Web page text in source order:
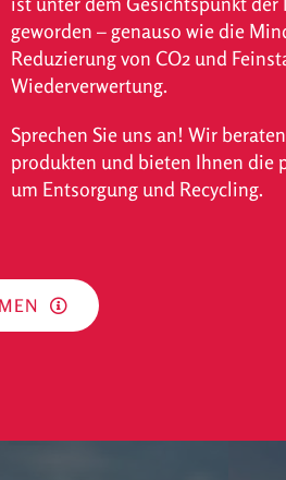
geworden – genauso wie die
Reduzierung von CO2 und
Wieder­verwertung.
Sprechen Sie uns an! Wir
produkten und bieten Ihnen die
um Entsorgung und Recycling.